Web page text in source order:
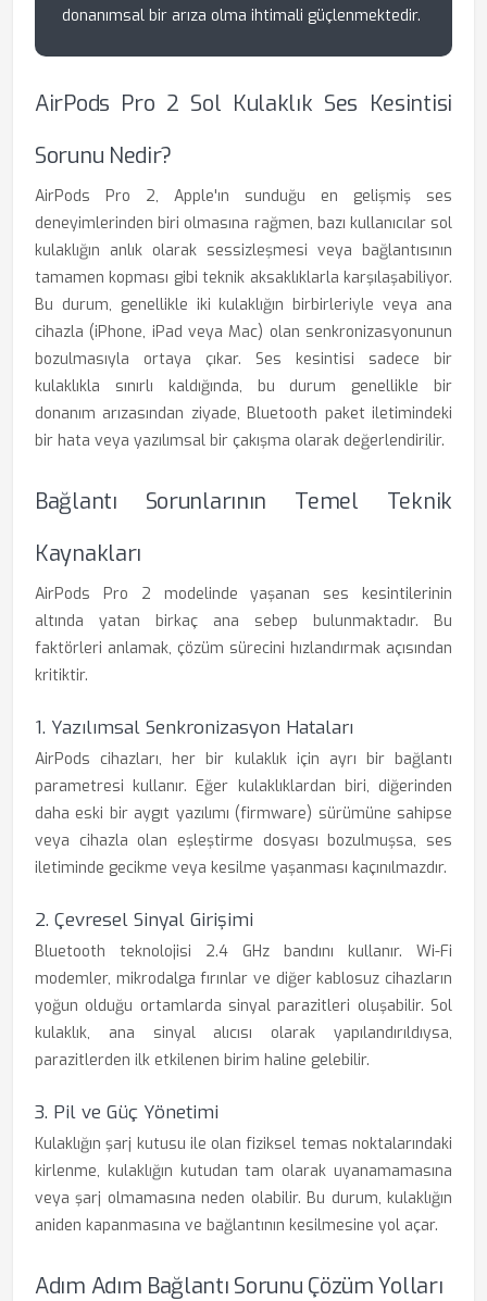
donanımsal bir arıza olma ihtimali güçlenmektedir.
AirPods Pro 2 Sol Kulaklık Ses Kesintisi
Sorunu Nedir?
AirPods Pro 2, Apple'ın sunduğu en gelişmiş ses
deneyimlerinden biri olmasına rağmen, bazı kullanıcılar sol
kulaklığın anlık olarak sessizleşmesi veya bağlantısının
tamamen kopması gibi teknik aksaklıklarla karşılaşabiliyor.
Bu durum, genellikle iki kulaklığın birbirleriyle veya ana
cihazla (iPhone, iPad veya Mac) olan senkronizasyonunun
bozulmasıyla ortaya çıkar. Ses kesintisi sadece bir
kulaklıkla sınırlı kaldığında, bu durum genellikle bir
donanım arızasından ziyade, Bluetooth paket iletimindeki
bir hata veya yazılımsal bir çakışma olarak değerlendirilir.
Bağlantı Sorunlarının Temel Teknik
Kaynakları
AirPods Pro 2 modelinde yaşanan ses kesintilerinin
altında yatan birkaç ana sebep bulunmaktadır. Bu
faktörleri anlamak, çözüm sürecini hızlandırmak açısından
kritiktir.
1. Yazılımsal Senkronizasyon Hataları
AirPods cihazları, her bir kulaklık için ayrı bir bağlantı
parametresi kullanır. Eğer kulaklıklardan biri, diğerinden
daha eski bir aygıt yazılımı (firmware) sürümüne sahipse
veya cihazla olan eşleştirme dosyası bozulmuşsa, ses
iletiminde gecikme veya kesilme yaşanması kaçınılmazdır.
2. Çevresel Sinyal Girişimi
Bluetooth teknolojisi 2.4 GHz bandını kullanır. Wi-Fi
modemler, mikrodalga fırınlar ve diğer kablosuz cihazların
yoğun olduğu ortamlarda sinyal parazitleri oluşabilir. Sol
kulaklık, ana sinyal alıcısı olarak yapılandırıldıysa,
parazitlerden ilk etkilenen birim haline gelebilir.
3. Pil ve Güç Yönetimi
Kulaklığın şarj kutusu ile olan fiziksel temas noktalarındaki
kirlenme, kulaklığın kutudan tam olarak uyanamamasına
veya şarj olmamasına neden olabilir. Bu durum, kulaklığın
aniden kapanmasına ve bağlantının kesilmesine yol açar.
Adım Adım Bağlantı Sorunu Çözüm Yolları